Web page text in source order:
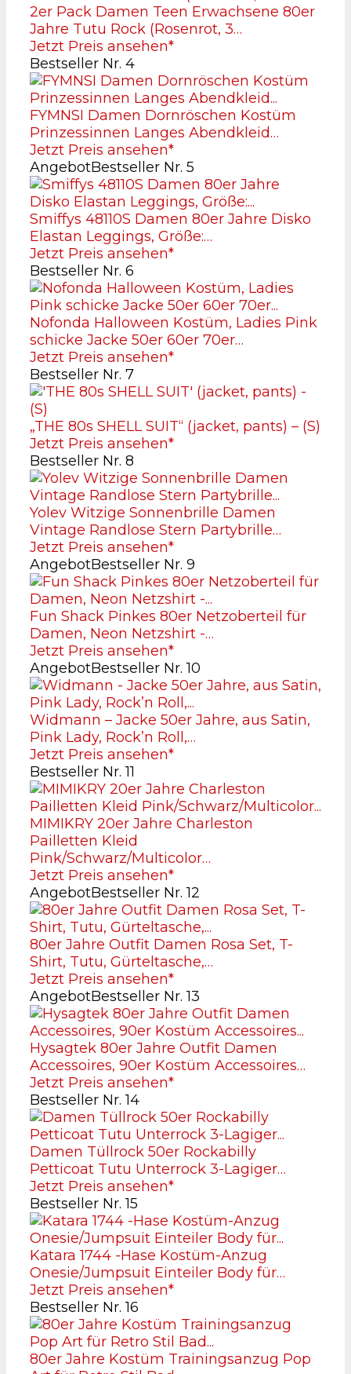
2er Pack Damen Teen Erwachsene 80er
Jahre Tutu Rock (Rosenrot, 3…
Jetzt Preis ansehen*
Bestseller Nr. 4
FYMNSI Damen Dornröschen Kostüm
Prinzessinnen Langes Abendkleid…
Jetzt Preis ansehen*
AngebotBestseller Nr. 5
Smiffys 48110S Damen 80er Jahre Disko
Elastan Leggings, Größe:…
Jetzt Preis ansehen*
Bestseller Nr. 6
Nofonda Halloween Kostüm, Ladies Pink
schicke Jacke 50er 60er 70er…
Jetzt Preis ansehen*
Bestseller Nr. 7
„THE 80s SHELL SUIT“ (jacket, pants) – (S)
Jetzt Preis ansehen*
Bestseller Nr. 8
Yolev Witzige Sonnenbrille Damen
Vintage Randlose Stern Partybrille…
Jetzt Preis ansehen*
AngebotBestseller Nr. 9
Fun Shack Pinkes 80er Netzoberteil für
Damen, Neon Netzshirt -…
Jetzt Preis ansehen*
AngebotBestseller Nr. 10
Widmann – Jacke 50er Jahre, aus Satin,
Pink Lady, Rock’n Roll,…
Jetzt Preis ansehen*
Bestseller Nr. 11
MIMIKRY 20er Jahre Charleston
Pailletten Kleid
Pink/Schwarz/Multicolor…
Jetzt Preis ansehen*
AngebotBestseller Nr. 12
80er Jahre Outfit Damen Rosa Set, T-
Shirt, Tutu, Gürteltasche,…
Jetzt Preis ansehen*
AngebotBestseller Nr. 13
Hysagtek 80er Jahre Outfit Damen
Accessoires, 90er Kostüm Accessoires…
Jetzt Preis ansehen*
Bestseller Nr. 14
Damen Tüllrock 50er Rockabilly
Petticoat Tutu Unterrock 3-Lagiger…
Jetzt Preis ansehen*
Bestseller Nr. 15
Katara 1744 -Hase Kostüm-Anzug
Onesie/Jumpsuit Einteiler Body für…
Jetzt Preis ansehen*
Bestseller Nr. 16
80er Jahre Kostüm Trainingsanzug Pop